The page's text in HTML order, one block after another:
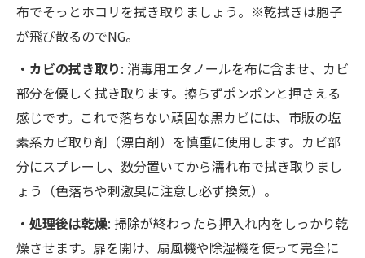
布でそっとホコリを拭き取りましょう​。※乾拭きは胞子
が飛び散るのでNG​。
・カビの拭き取り: 消毒用エタノールを布に含ませ、カビ
部分を優しく拭き取ります。擦らずポンポンと押さえる
感じです。これで落ちない頑固な黒カビには、市販の塩
素系カビ取り剤（漂白剤）を慎重に使用します。カビ部
分にスプレーし、数分置いてから濡れ布で拭き取りまし
ょう（色落ちや刺激臭に注意し必ず換気）。
・処理後は乾燥: 掃除が終わったら押入れ内をしっかり乾
燥させます。扉を開け、扇風機や除湿機を使って完全に